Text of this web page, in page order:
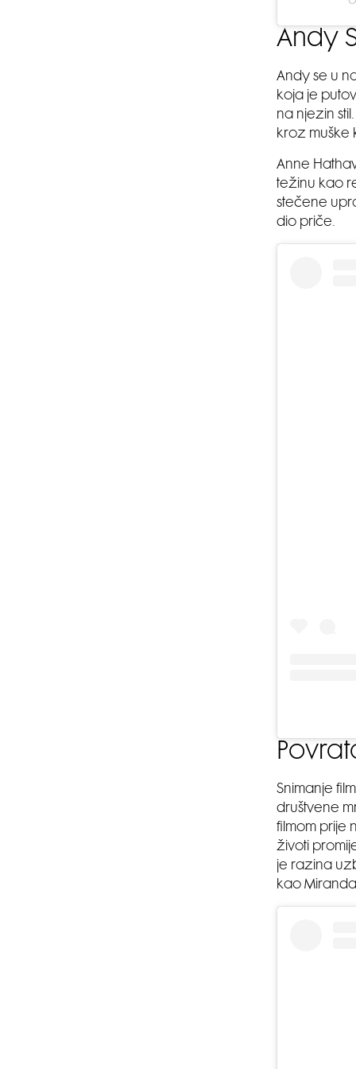
Andy
Andy se u
koja je
na njezin
kroz muške
Anne
težinu kao
stečene
dio priče.
Snimanje
društvene
filmom prije
životi
je razina
kao Miranda